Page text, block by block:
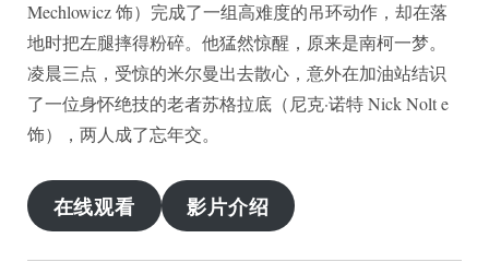
Mechlowicz 饰）完成了一组高难度的吊环动作，却在落
地时把左腿摔得粉碎。他猛然惊醒，原来是南柯一梦。
凌晨三点，受惊的米尔曼出去散心，意外在加油站结识
了一位身怀绝技的老者苏格拉底（尼克·诺特 Nick Nolt e
饰），两人成了忘年交。
在线观看 影片介绍